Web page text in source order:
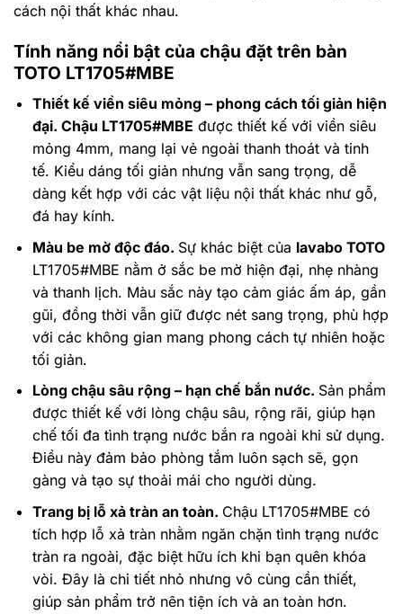
cách nội thất khác nhau.
Tính năng nổi bật của chậu đặt trên bàn
TOTO LT1705#MBE
Thiết kế viền siêu mỏng – phong cách tối giản hiện
đại. Chậu LT1705#MBE được thiết kế với viền siêu
mỏng 4mm, mang lại vẻ ngoài thanh thoát và tinh
tế. Kiểu dáng tối giản nhưng vẫn sang trọng, dễ
dàng kết hợp với các vật liệu nội thất khác như gỗ,
đá hay kính.
Màu be mờ độc đáo. Sự khác biệt của lavabo TOTO
LT1705#MBE nằm ở sắc be mờ hiện đại, nhẹ nhàng
và thanh lịch. Màu sắc này tạo cảm giác ấm áp, gần
gũi, đồng thời vẫn giữ được nét sang trọng, phù hợp
với các không gian mang phong cách tự nhiên hoặc
tối giản.
Lòng chậu sâu rộng – hạn chế bắn nước. Sản phẩm
được thiết kế với lòng chậu sâu, rộng rãi, giúp hạn
chế tối đa tình trạng nước bắn ra ngoài khi sử dụng.
Điều này đảm bảo phòng tắm luôn sạch sẽ, gọn
gàng và tạo sự thoải mái cho người dùng.
Trang bị lỗ xả tràn an toàn. Chậu LT1705#MBE có
tích hợp lỗ xả tràn nhằm ngăn chặn tình trạng nước
tràn ra ngoài, đặc biệt hữu ích khi bạn quên khóa
vòi. Đây là chi tiết nhỏ nhưng vô cùng cần thiết,
giúp sản phẩm trở nên tiện ích và an toàn hơn.